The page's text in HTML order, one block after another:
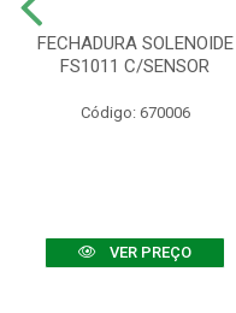
FECHADURA SOLENOIDE
FS1011 C/SENSOR
Código: 670006
VER PREÇO